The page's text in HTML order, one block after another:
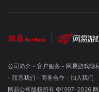
公司简介- 客户服务 - 网易游戏隐
- 联系我们 - 商务合作- 加入我们
网易公司版权所有 ©1997-2026